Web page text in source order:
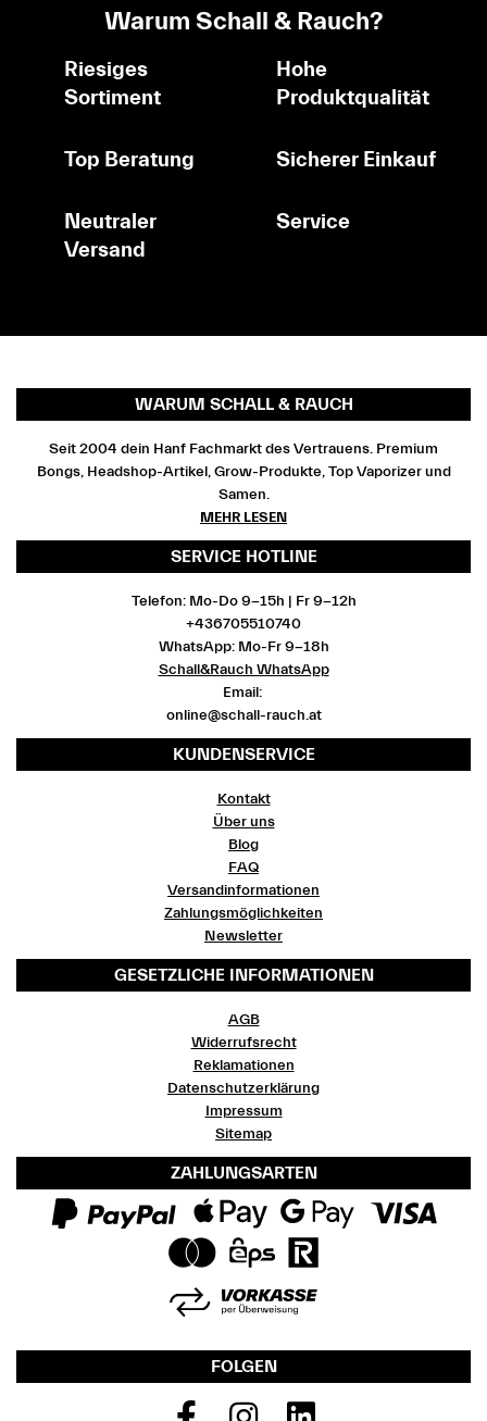
Warum Schall & Rauch?
Riesiges
Sortiment
Hohe
Produktqualität
Top Beratung Sicherer Einkauf
Neutraler
Versand
Service
WARUM SCHALL & RAUCH
Seit 2004 dein Hanf Fachmarkt des Vertrauens. Premium
Bongs, Headshop-Artikel, Grow-Produkte, Top Vaporizer und
Samen.
MEHR LESEN
SERVICE HOTLINE
Telefon: Mo-Do 9-15h | Fr 9-12h
+436705510740
WhatsApp: Mo-Fr 9-18h
Schall&Rauch WhatsApp
Email:
online@schall-rauch.at
KUNDENSERVICE
Kontakt
Über uns
Blog
FAQ
Versandinformationen
Zahlungsmöglichkeiten
Newsletter
GESETZLICHE INFORMATIONEN
AGB
Widerrufsrecht
Reklamationen
Datenschutzerklärung
Impressum
Sitemap
ZAHLUNGSARTEN
FOLGEN